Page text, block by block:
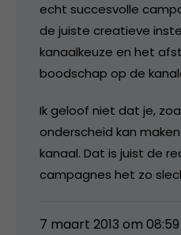
echt succesvolle
de juiste creatieve
kanaalkeuze en het
boodschap op de
Ik geloof niet dat je,
onderscheid kan
kanaal. Dat is juist de
campagnes het zo
7 maart 2013 om 08:59